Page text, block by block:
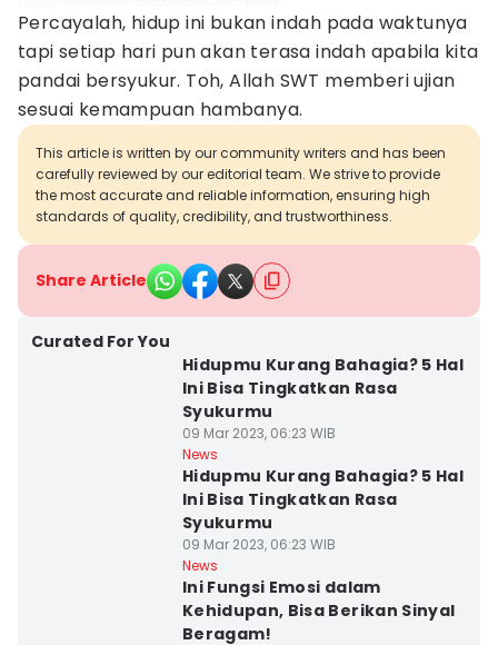
Percayalah, hidup ini bukan indah pada waktunya
tapi setiap hari pun akan terasa indah apabila kita
pandai bersyukur. Toh, Allah SWT memberi ujian
sesuai kemampuan hambanya.
This article is written by our community writers and has been
carefully reviewed by our editorial team. We strive to provide
the most accurate and reliable information, ensuring high
standards of quality, credibility, and trustworthiness.
Share Article
Curated For You
Hidupmu Kurang Bahagia? 5 Hal
Ini Bisa Tingkatkan Rasa
Syukurmu
09 Mar 2023, 06:23 WIB
News
Hidupmu Kurang Bahagia? 5 Hal
Ini Bisa Tingkatkan Rasa
Syukurmu
09 Mar 2023, 06:23 WIB
News
Ini Fungsi Emosi dalam
Kehidupan, Bisa Berikan Sinyal
Beragam!